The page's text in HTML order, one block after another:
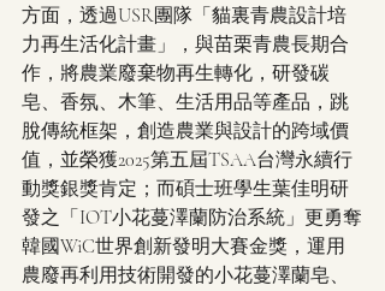
方面，透過USR團隊「貓裏青農設計培
力再生活化計畫」，與苗栗青農長期合
作，將農業廢棄物再生轉化，研發碳
皂、香氛、木筆、生活用品等產品，跳
脫傳統框架，創造農業與設計的跨域價
值，並榮獲2025第五屆TSAA台灣永續行
動獎銀獎肯定；而碩士班學生葉佳明研
發之「IOT小花蔓澤蘭防治系統」更勇奪
韓國WiC世界創新發明大賽金獎，運用
農廢再利用技術開發的小花蔓澤蘭皂、